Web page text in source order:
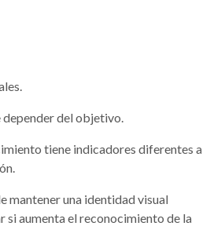
depender del objetivo.
tiene indicadores diferentes a
mantener una identidad visual
si aumenta el reconocimiento de la